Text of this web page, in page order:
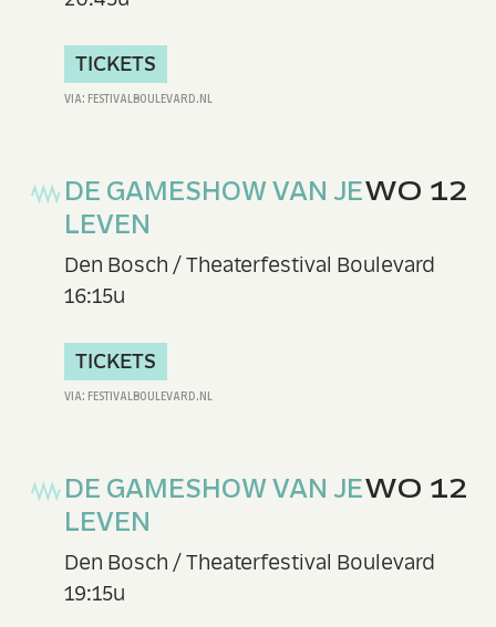
TICKETS
WO 12
DE GAMESHOW VAN JE
LEVEN
Den Bosch / Theaterfestival Boulevard
16:15u
TICKETS
WO 12
DE GAMESHOW VAN JE
LEVEN
Den Bosch / Theaterfestival Boulevard
19:15u